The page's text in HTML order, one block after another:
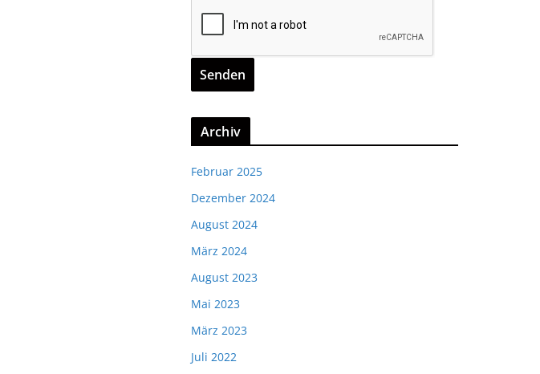
Archiv
Februar 2025
Dezember 2024
August 2024
März 2024
August 2023
Mai 2023
März 2023
Juli 2022